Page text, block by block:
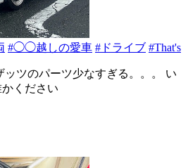
#◯◯越しの愛車 #ドライブ #That's
ッツのパーツ少なすぎる。。。 い
ください